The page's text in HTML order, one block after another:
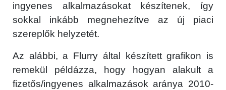
ingyenes alkalmazásokat készítenek, így
sokkal inkább megnehezítve az új piaci
szereplők helyzetét.
Az alábbi, a Flurry által készített grafikon is
remekül példázza, hogy hogyan alakult a
fizetős/ingyenes alkalmazások aránya 2010-